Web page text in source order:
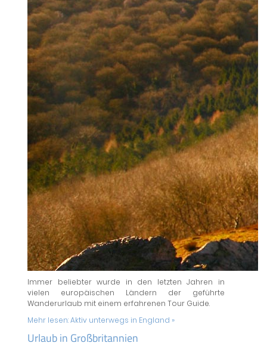
Immer beliebter wurde in den letzten Jahren in
vielen europäischen Ländern der geführte
Wanderurlaub mit einem erfahrenen Tour Guide.
Mehr lesen:Aktiv unterwegs in England »
Urlaub in Großbritannien